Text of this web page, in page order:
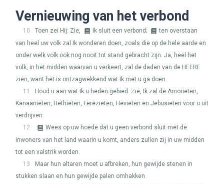
Vernieuwing van het verbond
10 Toen zei Hij: Zie, Ik sluit een verbond;
ten overstaan
van heel uw volk zal Ik wonderen doen, zoals die op de hele aarde en
onder welk volk ook nog nooit tot stand gebracht zijn. Ja, heel het
volk, in het midden waarvan u verkeert, zal de daden van de HEERE
zien, want het is ontzagwekkend wat Ik met u ga doen.
11
Houd u aan wat Ik u heden gebied. Zie, Ik zal de Amorieten,
Kanaänieten, Hethieten, Ferezieten, Hevieten en Jebusieten voor u uit
verdrijven.
12
Wees op uw hoede dat u geen verbond sluit met de
inwoners van het land waarin u komt, anders zullen zij in uw midden
tot een valstrik worden.
13
Maar hun altaren moet u afbreken, hun gewijde stenen in
stukken slaan en hun gewijde palen omhakken